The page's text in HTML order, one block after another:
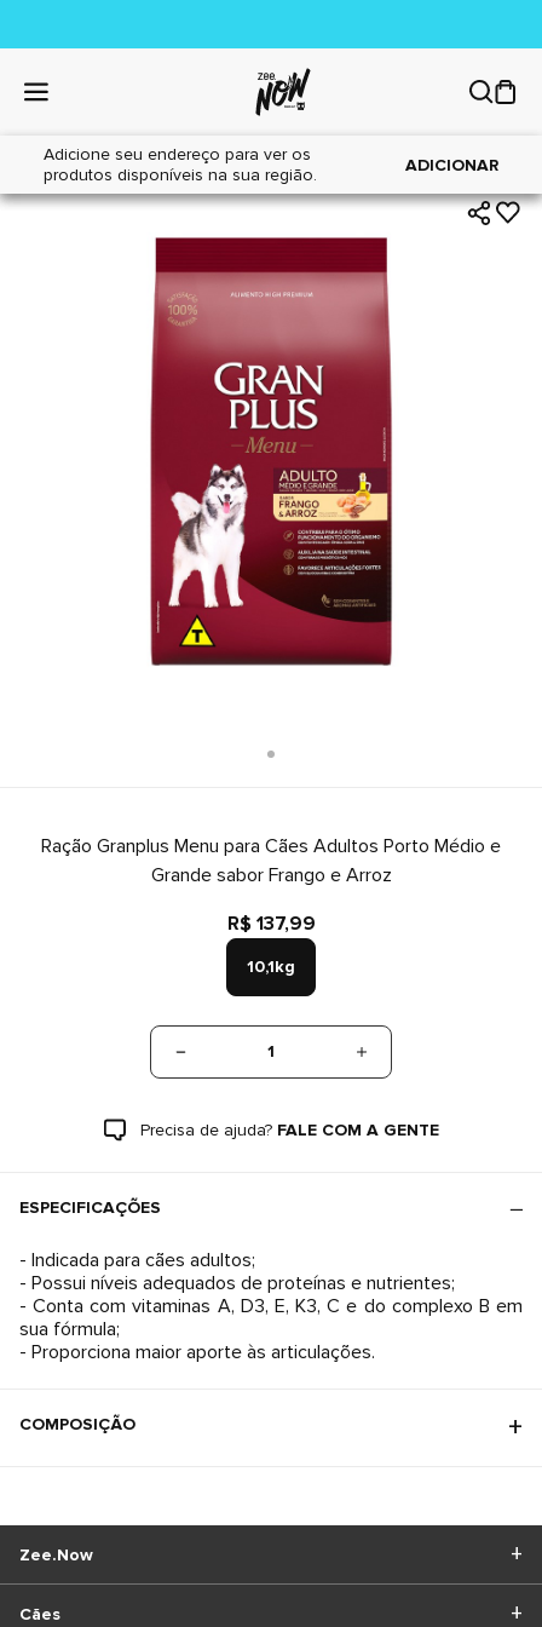
Adicione seu endereço para ver os
produtos disponíveis na sua região.
ADICIONAR
Home|Cães|Alimentos
Ração Granplus Menu para Cães Adultos Porto Médio e
Grande sabor Frango e Arroz
R$ 137,99
10,1kg
1
Precisa de ajuda? FALE COM A GENTE
ESPECIFICAÇÕES
- Indicada para cães adultos;
- Possui níveis adequados de proteínas e nutrientes;
- Conta com vitaminas A, D3, E, K3, C e do complexo B em
sua fórmula;
- Proporciona maior aporte às articulações.
COMPOSIÇÃO
Cães
Zee.Now